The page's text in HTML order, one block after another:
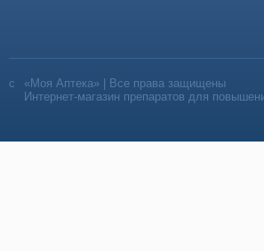
«Моя Аптека» | Все права защищены
Интернет-магазин препаратов для